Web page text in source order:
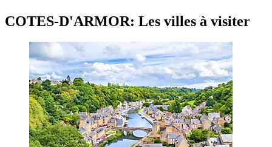
COTES-D'ARMOR: Les villes à visiter